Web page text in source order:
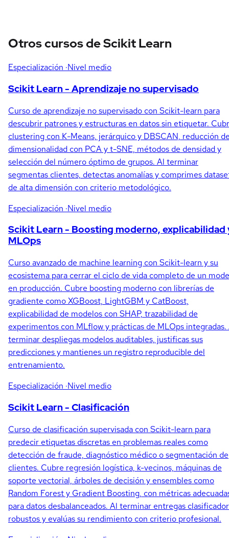
Otros cursos de Scikit Learn
Especialización ·Nivel medio
Scikit Learn - Aprendizaje no supervisado
Curso de aprendizaje no supervisado con Scikit-learn para
descubrir patrones y estructuras en datos sin etiquetar.
clustering con K-Means, jerárquico y DBSCAN, reducción
dimensionalidad con PCA y t-SNE, métodos de densidad y
selección del número óptimo de grupos. Al terminar
segmentas clientes, detectas anomalías y comprimes
de alta dimensión con criterio metodológico.
Especialización ·Nivel medio
Scikit Learn - Boosting moderno, explicabilidad
MLOps
Curso avanzado de machine learning con Scikit-learn y su
ecosistema para cerrar el ciclo de vida completo de un
en producción. Cubre boosting moderno con librerías de
gradiente como XGBoost, LightGBM y CatBoost,
explicabilidad de modelos con SHAP, trazabilidad de
experimentos con MLflow y prácticas de MLOps integradas.
terminar despliegas modelos auditables, justificas sus
predicciones y mantienes un registro reproducible del
entrenamiento.
Especialización ·Nivel medio
Scikit Learn - Clasificación
Curso de clasificación supervisada con Scikit-learn para
predecir etiquetas discretas en problemas reales como
detección de fraude, diagnóstico médico o segmentación de
clientes. Cubre regresión logística, k-vecinos, máquinas de
soporte vectorial, árboles de decisión y ensembles como
Random Forest y Gradient Boosting, con métricas
para datos desbalanceados. Al terminar entregas
robustos y evalúas su rendimiento con criterio profesional.